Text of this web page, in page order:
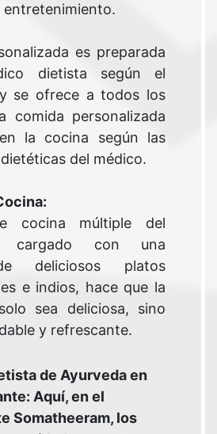
entretenimiento.
es preparada
dietista según el
se ofrece a todos los
comida personalizada
la cocina según las
del médico.
cocina múltiple del
cargado con una
deliciosos platos
e indios, hace que la
sea deliciosa, sino
y refrescante.
de Ayurveda en
Aquí, en el
Somatheeram, los